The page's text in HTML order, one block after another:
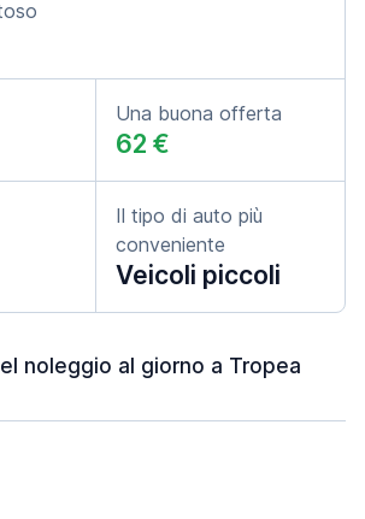
Una buona offerta
62 €
Il tipo di auto più
conveniente
Veicoli piccoli
noleggio al giorno a Tropea